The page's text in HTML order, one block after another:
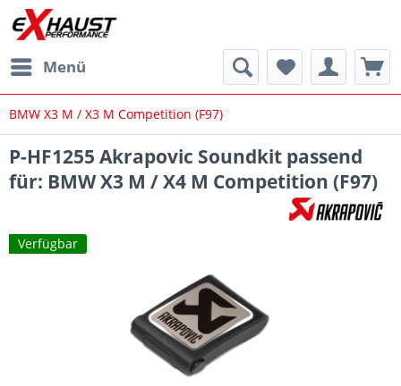
Menü
BMW X3 M / X3 M Competition (F97)
P-HF1255 Akrapovic Soundkit passend
für: BMW X3 M / X4 M Competition (F97)
Verfügbar